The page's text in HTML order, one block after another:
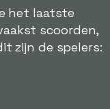
het laatste
scoorden,
zijn de spelers: